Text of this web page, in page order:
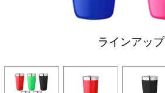
ラインアップ